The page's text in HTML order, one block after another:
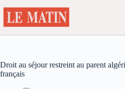
au
contenu
Droit au séjour restreint au parent
français